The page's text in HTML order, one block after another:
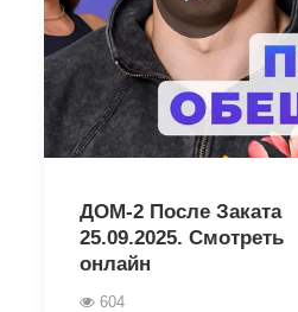
ДОМ-2 После Заката
25.09.2025. Смотреть
онлайн
604